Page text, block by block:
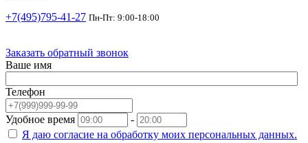
+7(495)795-41-27 Пн-Пт: 9:00-18:00
Заказать обратный звонок
Ваше имя
Телефон
Удобное время
-
Я даю согласие на обработку моих персональных данных.